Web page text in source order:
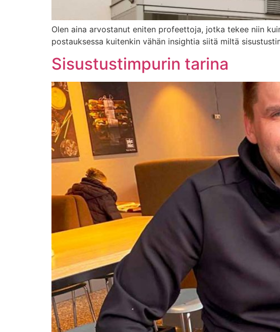
Olen aina arvostanut eniten profeettoja, jotka tekee niin
postauksessa kuitenkin vähän insightia siitä miltä
Sisustustimpurin tarina